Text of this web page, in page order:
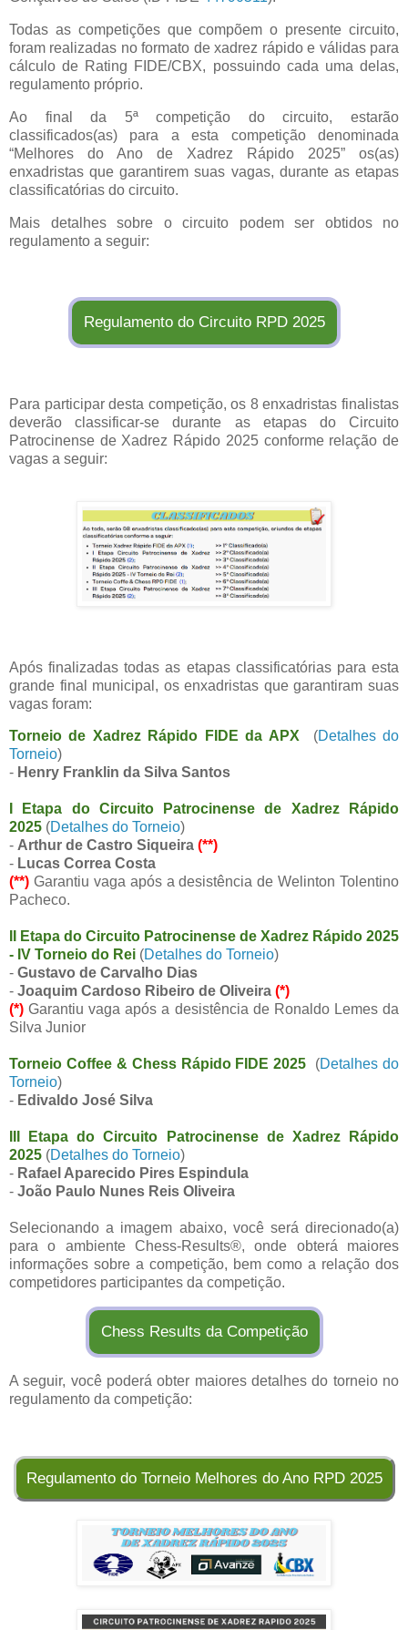
Todas as competições que compõem o presente circuito,
foram realizadas no formato de xadrez rápido e válidas para
cálculo de Rating FIDE/CBX, possuindo cada uma delas,
regulamento próprio.
Ao final da 5ª competição do circuito, estarão
classificados(as) para a esta competição denominada
“Melhores do Ano de Xadrez Rápido 2025” os(as)
enxadristas que garantirem suas vagas, durante as etapas
classificatórias do circuito.
Mais detalhes sobre o circuito podem ser obtidos no
regulamento a seguir:
Regulamento do Circuito RPD 2025
Para participar desta competição, os 8 enxadristas finalistas
deverão classificar-se durante as etapas do Circuito
Patrocinense de Xadrez Rápido 2025 conforme relação de
vagas a seguir:
Após finalizadas todas as etapas classificatórias para esta
grande final municipal, os enxadristas que garantiram suas
vagas foram:
Torneio de Xadrez Rápido FIDE da APX (Detalhes do
Torneio)
- Henry Franklin da Silva Santos
I Etapa do Circuito Patrocinense de Xadrez Rápido
2025 (Detalhes do Torneio)
- Arthur de Castro Siqueira (**)
- Lucas Correa Costa
(**) Garantiu vaga após a desistência de Welinton Tolentino
Pacheco.
II Etapa do Circuito Patrocinense de Xadrez Rápido 2025
- IV Torneio do Rei (Detalhes do Torneio)
- Gustavo de Carvalho Dias
- Joaquim Cardoso Ribeiro de Oliveira (*)
(*) Garantiu vaga após a desistência de Ronaldo Lemes da
Silva Junior
Torneio Coffee & Chess Rápido FIDE 2025 (Detalhes do
Torneio)
- Edivaldo José Silva
III Etapa do Circuito Patrocinense de Xadrez Rápido
2025 (Detalhes do Torneio)
- Rafael Aparecido Pires Espindula
- João Paulo Nunes Reis Oliveira
Selecionando a imagem abaixo, você será direcionado(a)
para o ambiente Chess-Results®, onde obterá maiores
informações sobre a competição, bem como a relação dos
competidores participantes da competição.
Chess Results da Competição
A seguir, você poderá obter maiores detalhes do torneio no
regulamento da competição:
Regulamento do Torneio Melhores do Ano RPD 2025